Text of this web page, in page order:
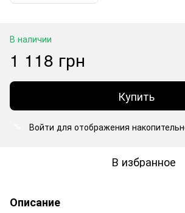
В наличии
1 118 грн
Купить
Войти для отображения
В избранное
Описание